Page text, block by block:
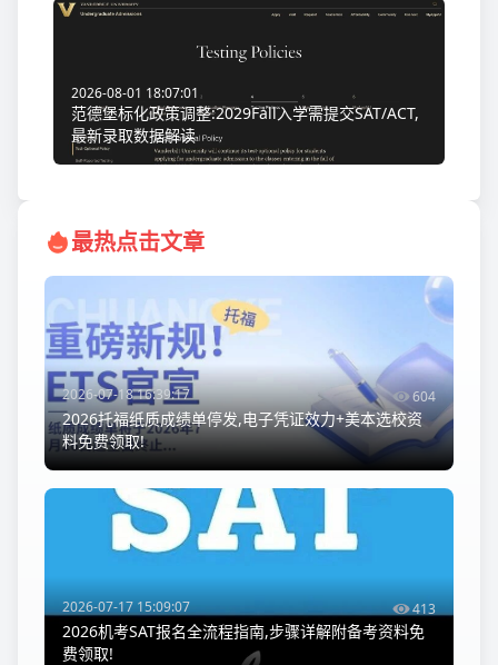
2026-08-01 18:07:01
范德堡标化政策调整:2029Fall入学需提交SAT/ACT,
最新录取数据解读
最热点击文章
2026-07-18 16:39:17 604
2026托福纸质成绩单停发,电子凭证效力+美本选校资
料免费领取!
2026-07-17 15:09:07 413
2026机考SAT报名全流程指南,步骤详解附备考资料免
费领取!